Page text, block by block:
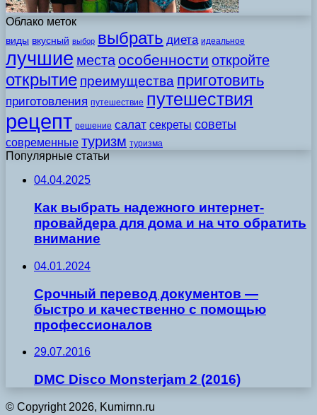
Облако меток
виды вкусный выбор выбрать диета идеальное
лучшие места особенности откройте
открытие преимущества приготовить
приготовления путешествие путешествия
рецепт решение салат секреты советы
современные туризм туризма
Популярные статьи
04.04.2025
Как выбрать надежного интернет-
провайдера для дома и на что обратить
внимание
04.01.2024
Срочный перевод документов —
быстро и качественно с помощью
профессионалов
29.07.2016
DMC Disco Monsterjam 2 (2016)
© Copyright 2026, Kumirnn.ru